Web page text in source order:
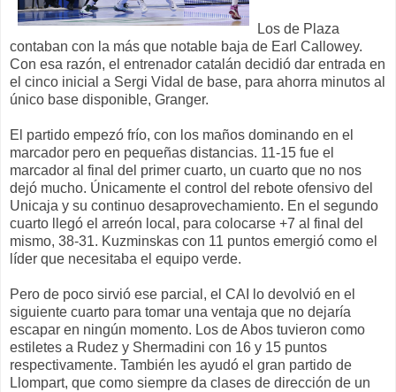
Los de Plaza
contaban con la más que notable baja de Earl Callowey.
Con esa razón, el entrenador catalán decidió dar entrada en
el cinco inicial a Sergi Vidal de base, para ahorra minutos al
único base disponible, Granger.
El partido empezó frío, con los maños dominando en el
marcador pero en pequeñas distancias. 11-15 fue el
marcador al final del primer cuarto, un cuarto que no nos
dejó mucho. Únicamente el control del rebote ofensivo del
Unicaja y su continuo desaprovechamiento. En el segundo
cuarto llegó el arreón local, para colocarse +7 al final del
mismo, 38-31. Kuzminskas con 11 puntos emergió como el
líder que necesitaba el equipo verde.
Pero de poco sirvió ese parcial, el CAI lo devolvió en el
siguiente cuarto para tomar una ventaja que no dejaría
escapar en ningún momento. Los de Abos tuvieron como
estiletes a Rudez y Shermadini con 16 y 15 puntos
respectivamente. También les ayudó el gran partido de
Llompart, que como siempre da clases de dirección de un